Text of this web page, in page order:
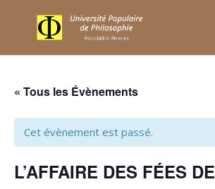
« Tous les Évènements
Cet évènement est passé.
L’AFFAIRE DES FÉES DE